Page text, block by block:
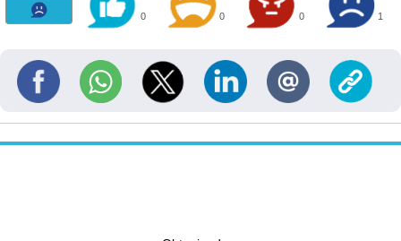
0 0 0 1